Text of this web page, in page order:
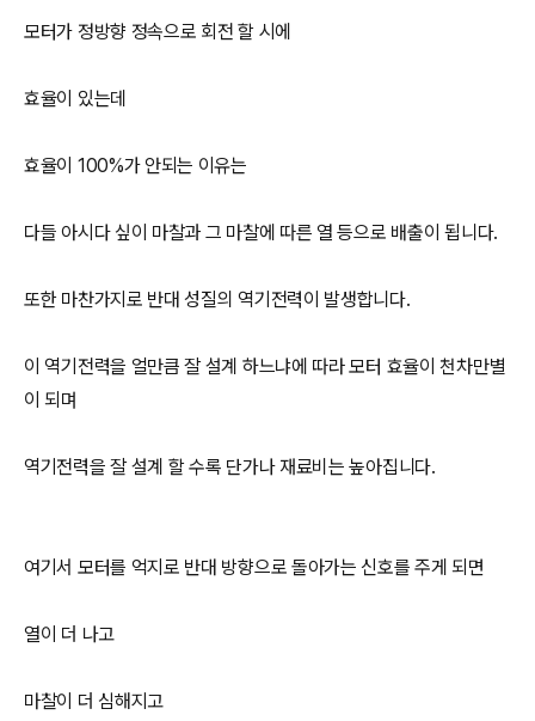
모터가 정방향 정속으로 회전 할 시에
효율이 있는데
효율이 100%가 안되는 이유는
다들 아시다 싶이 마찰과 그 마찰에 따른 열 등으로 배출이 됩니다.
또한 마찬가지로 반대 성질의 역기전력이 발생합니다.
이 역기전력을 얼만큼 잘 설계 하느냐에 따라 모터 효율이 천차만별
이 되며
역기전력을 잘 설계 할 수록 단가나 재료비는 높아집니다.
여기서 모터를 억지로 반대 방향으로 돌아가는 신호를 주게 되면
열이 더 나고
마찰이 더 심해지고